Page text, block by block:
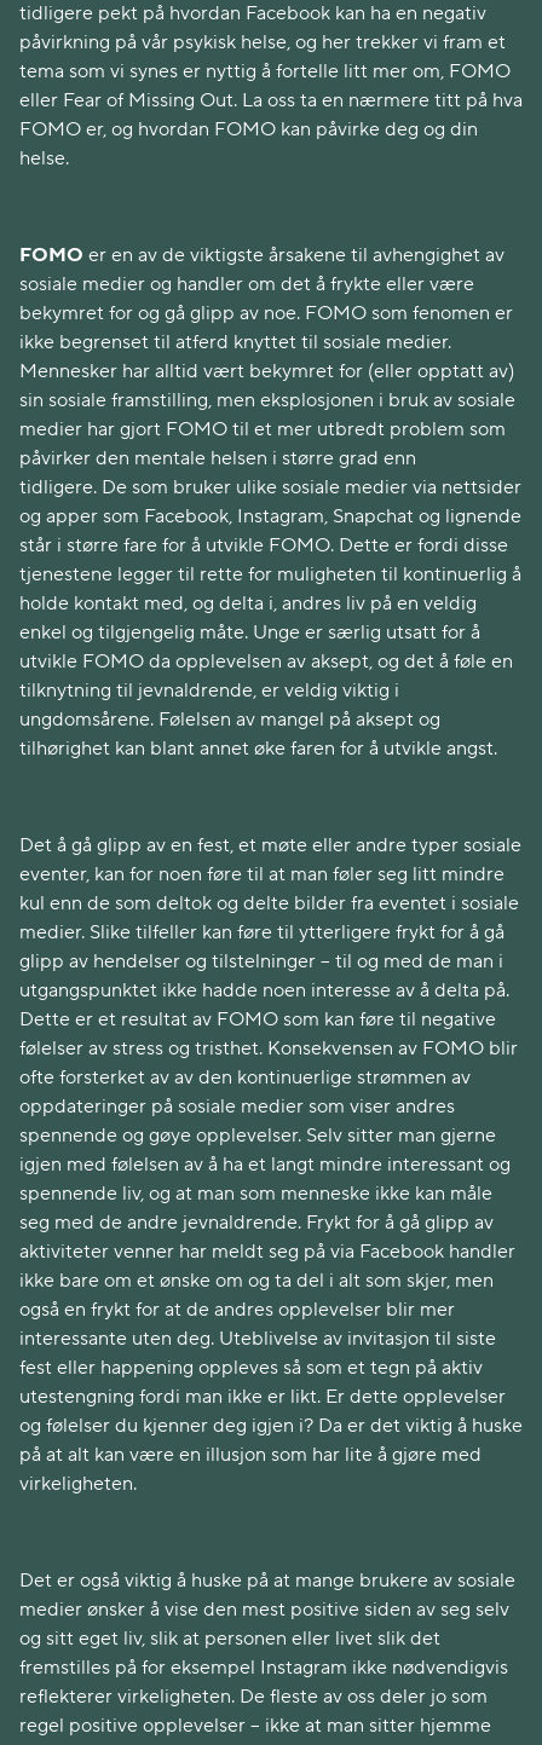
tidligere pekt på hvordan Facebook kan ha en negativ
påvirkning på vår psykisk helse, og her trekker vi fram et
tema som vi synes er nyttig å fortelle litt mer om, FOMO
eller Fear of Missing Out. La oss ta en nærmere titt på hva
FOMO er, og hvordan FOMO kan påvirke deg og din
helse.
FOMO er en av de viktigste årsakene til avhengighet av
sosiale medier og handler om det å frykte eller være
bekymret for og gå glipp av noe. FOMO som fenomen er
ikke begrenset til atferd knyttet til sosiale medier.
Mennesker har alltid vært bekymret for (eller opptatt av)
sin sosiale framstilling, men eksplosjonen i bruk av sosiale
medier har gjort FOMO til et mer utbredt problem som
påvirker den mentale helsen i større grad enn
tidligere. De som bruker ulike sosiale medier via nettsider
og apper som Facebook, Instagram, Snapchat og lignende
står i større fare for å utvikle FOMO. Dette er fordi disse
tjenestene legger til rette for muligheten til kontinuerlig å
holde kontakt med, og delta i, andres liv på en veldig
enkel og tilgjengelig måte. Unge er særlig utsatt for å
utvikle FOMO da opplevelsen av aksept, og det å føle en
tilknytning til jevnaldrende, er veldig viktig i
ungdomsårene. Følelsen av mangel på aksept og
tilhørighet kan blant annet øke faren for å utvikle angst.
Det å gå glipp av en fest, et møte eller andre typer sosiale
eventer, kan for noen føre til at man føler seg litt mindre
kul enn de som deltok og delte bilder fra eventet i sosiale
medier. Slike tilfeller kan føre til ytterligere frykt for å gå
glipp av hendelser og tilstelninger – til og med de man i
utgangspunktet ikke hadde noen interesse av å delta på.
Dette er et resultat av FOMO som kan føre til negative
følelser av stress og tristhet. Konsekvensen av FOMO blir
ofte forsterket av av den kontinuerlige strømmen av
oppdateringer på sosiale medier som viser andres
spennende og gøye opplevelser. Selv sitter man gjerne
igjen med følelsen av å ha et langt mindre interessant og
spennende liv, og at man som menneske ikke kan måle
seg med de andre jevnaldrende. Frykt for å gå glipp av
aktiviteter venner har meldt seg på via Facebook handler
ikke bare om et ønske om og ta del i alt som skjer, men
også en frykt for at de andres opplevelser blir mer
interessante uten deg. Uteblivelse av invitasjon til siste
fest eller happening oppleves så som et tegn på aktiv
utestengning fordi man ikke er likt. Er dette opplevelser
og følelser du kjenner deg igjen i? Da er det viktig å huske
på at alt kan være en illusjon som har lite å gjøre med
virkeligheten.
Det er også viktig å huske på at mange brukere av sosiale
medier ønsker å vise den mest positive siden av seg selv
og sitt eget liv, slik at personen eller livet slik det
fremstilles på for eksempel Instagram ikke nødvendigvis
reflekterer virkeligheten. De fleste av oss deler jo som
regel positive opplevelser – ikke at man sitter hjemme